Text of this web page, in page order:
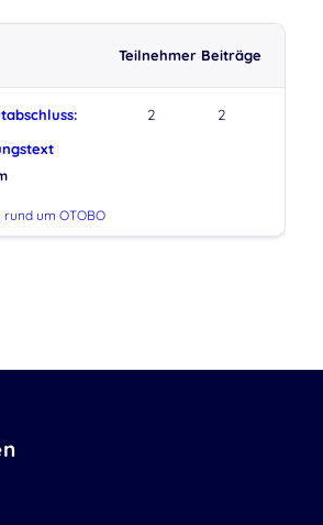
Teilnehmer Beiträge
um OTOBO
2 2